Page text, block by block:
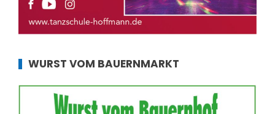
WURST VOM BAUERNMARKT